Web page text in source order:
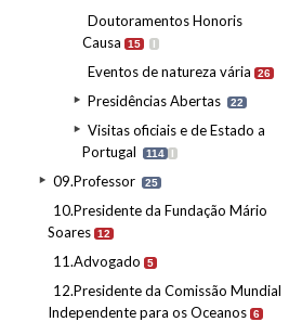
Doutoramentos Honoris
Causa
15 I
Eventos de natureza vária 26
Presidências Abertas 22
Visitas oficiais e de Estado a
Portugal
114 I
09.Professor 25
10.Presidente da Fundação Mário
Soares 12
11.Advogado 5
12.Presidente da Comissão Mundial
Independente para os Oceanos 6